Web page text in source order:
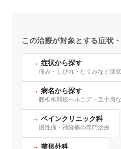
この治療が対象とする症状
症状から探す
痛み・しびれ・むくみなど症
病名から探す
腰椎椎間板ヘルニア・五十肩
ペインクリニック科
慢性痛・神経痛の専門治療
整形外科